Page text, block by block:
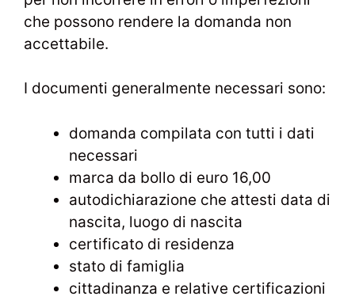
che possono rendere la domanda non
accettabile.
I documenti generalmente necessari sono:
domanda compilata con tutti i dati
necessari
marca da bollo di euro 16,00
autodichiarazione che attesti data di
nascita, luogo di nascita
certificato di residenza
stato di famiglia
cittadinanza e relative certificazioni